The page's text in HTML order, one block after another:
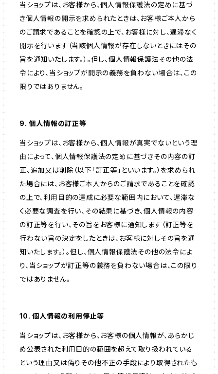
当ショップは、お客様から、個人情報保護法の定めに基づ
き個人情報の開示を求められたときは、お客様ご本人から
のご請求であることを確認の上で、お客様に対し、遅滞なく
開示を行います（当該個人情報が存在しないときにはその
旨を通知いたします。）。但し、個人情報保護法その他の法
令により、当ショップが開示の義務を負わない場合は、この
限りではありません。
9. 個人情報の訂正等
当ショップは、お客様から、個人情報が真実でないという理
由によって、個人情報保護法の定めに基づきその内容の訂
正、追加又は削除（以下「訂正等」といいます。）を求められ
た場合には、お客様ご本人からのご請求であることを確認
の上で、利用目的の達成に必要な範囲内において、遅滞な
く必要な調査を行い、その結果に基づき、個人情報の内容
の訂正等を行い、その旨をお客様に通知します（訂正等を
行わない旨の決定をしたときは、お客様に対しその旨を通
知いたします。）。但し、個人情報保護法その他の法令によ
り、当ショップが訂正等の義務を負わない場合は、この限り
ではありません。
10. 個人情報の利用停止等
当ショップは、お客様から、お客様の個人情報が、あらかじ
め公表された利用目的の範囲を超えて取り扱われている
という理由又は偽りその他不正の手段により取得されたも